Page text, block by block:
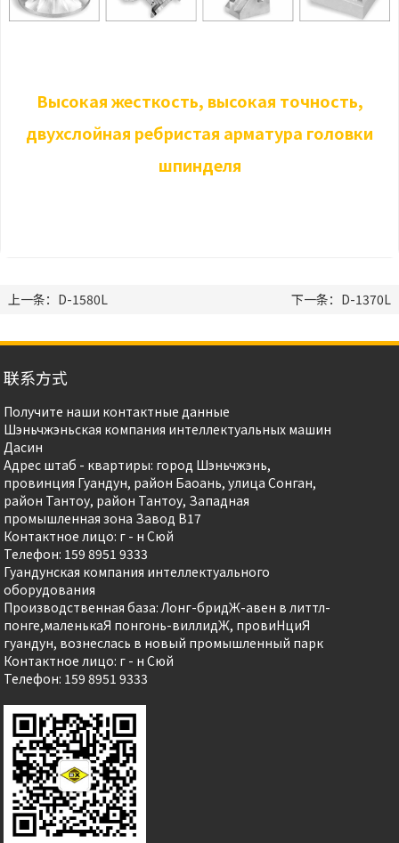
Высокая жесткость, высокая точность,
двухслойная ребристая арматура головки
шпинделя
上一条：D-1580L 下一条：D-1370L
联系方式
Получите наши контактные данные
Шэньчжэньская компания интеллектуальных машин
Дасин
Адрес штаб - квартиры: город Шэньчжэнь,
провинция Гуандун, район Баоань, улица Сонган,
район Тантоу, район Тантоу, Западная
промышленная зона Завод B17
Контактное лицо: г - н Сюй
Телефон: 159 8951 9333
Гуандунская компания интеллектуального
оборудования
Производственная база: Лонг-бридЖ-авен в литтл-
понге,маленькаЯ понгонь-виллидЖ, провиHциЯ
гуандун, вознеслась в новый промышленный парк
Контактное лицо: г - н Сюй
Телефон: 159 8951 9333